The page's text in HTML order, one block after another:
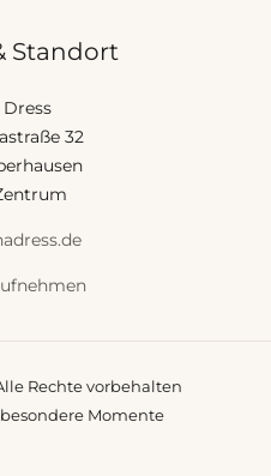
Standort
32
Rechte vorbehalten
Momente